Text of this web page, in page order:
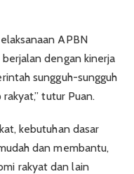
APBN
dengan kinerja
sungguh-sungguh
tutur Puan.
kebutuhan dasar
dan membantu,
rakyat dan lain